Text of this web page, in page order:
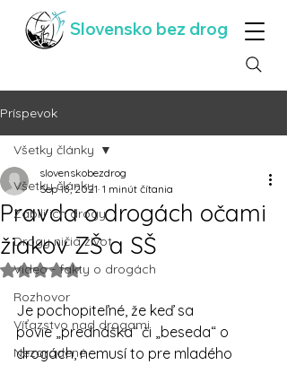
Slovensko bez drog
Príspevok
Všetky články
Zabili ich drogy
Drogy ničia život
Video - fakty o drogách
Rozhovor
Víťazstvo nad drogami
Nezaradené
Všetky články
Pravda o drogách očami
žiakov ZŠ a SŠ
slovenskobezdrog
Sep 18, 2021 1 minút čítania
Hodnotenie NaN z 5 hviezdičiek.
Je pochopiteľné, že keď sa
povie „prednáška“ či „beseda“ o
drogách, nemusí to pre mladého